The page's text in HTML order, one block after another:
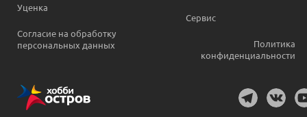
Уценка
Согласие на обработку
персональных данных
Сервис
Политика
конфиденциальности